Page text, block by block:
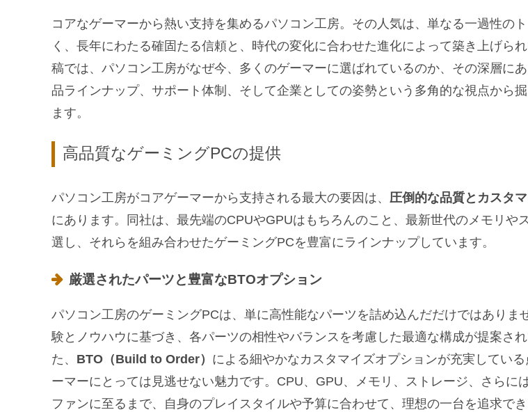
コアなゲーマーから熱い支持を集めるパソコン工房。その人気は、単なる一過性の
く、長年にわたる確固たる信頼と、時代の変化に合わせた進化によって築き上げら
稿では、パソコン工房がなぜ今、多くのゲーマーに選ばれているのか、その深層に
品ラインナップ、サポート体制、そして企業としての姿勢という多角的な視点から
ます。
高品質なゲーミングPCの提供
パソコン工房がコアゲーマーから支持される最大の要因は、 圧倒的な品質とカスタ
にあります。同社は、最先端のCPUやGPUはもちろんのこと、最新世代のメモリや
選し、それらを組み合わせたゲーミングPCを豊富にラインナップしています。
厳選されたパーツと豊富なBTOオプション
パソコン工房のゲーミングPCは、単に高性能なパーツを詰め込んだだけではありま
験とノウハウに基づき、各パーツの相性やバランスを考慮した最適な構成が提案さ
た、 BTO（Build to Order） による細やかなカスタマイズオプションが充実してい
ーマーにとっては見逃せない魅力です。CPU、GPU、メモリ、ストレージ、さらに
ファンに至るまで、自身のプレイスタイルや予算に合わせて、理想の一台を追求で